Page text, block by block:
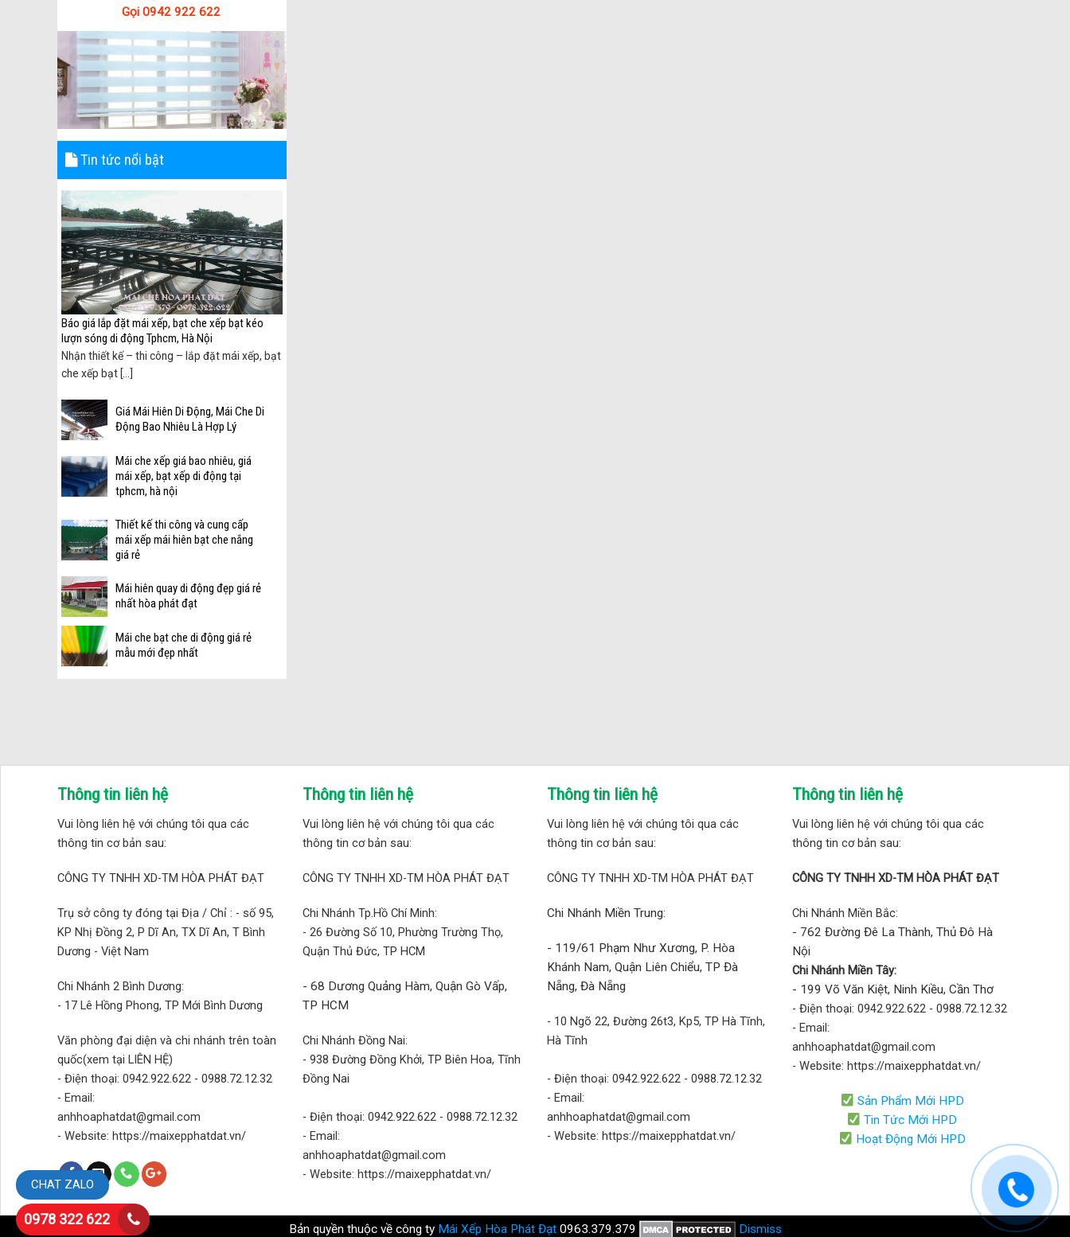
Gọi 0942 922 622
Tin tức nổi bật
Báo giá lắp đặt mái xếp, bạt che xếp bạt kéo
lượn sóng di động Tphcm, Hà Nội
Nhận thiết kế – thi công – lắp đặt mái xếp, bạt
che xếp bạt [...]
Giá Mái Hiên Di Động, Mái Che Di
Động Bao Nhiêu Là Hợp Lý
Mái che xếp giá bao nhiêu, giá
mái xếp, bạt xếp di động tại
tphcm, hà nội
Thiết kế thi công và cung cấp
mái xếp mái hiên bạt che nắng
giá rẻ
Mái hiên quay di động đẹp giá rẻ
nhất hòa phát đạt
Mái che bạt che di động giá rẻ
mẫu mới đẹp nhất
Thông tin liên hệ
Vui lòng liên hệ với chúng tôi qua các
thông tin cơ bản sau:
CÔNG TY TNHH XD-TM HÒA PHÁT ĐẠT
Trụ sở công ty đóng tại Địa / Chỉ : - số 95,
KP Nhị Đồng 2, P Dĩ An, TX Dĩ An, T Bình
Dương - Việt Nam
Chi Nhánh 2 Bình Dương:
- 17 Lê Hồng Phong, TP Mới Bình Dương
Văn phòng đại diện và chi nhánh trên toàn
quốc(xem tại LIÊN HỆ)
- Điện thoại: 0942.922.622 - 0988.72.12.32
- Email:
anhhoaphatdat@gmail.com
- Website: https://maixepphatdat.vn/
Thông tin liên hệ
Vui lòng liên hệ với chúng tôi qua các
thông tin cơ bản sau:
CÔNG TY TNHH XD-TM HÒA PHÁT ĐẠT
Chi Nhánh Tp.Hồ Chí Minh:
- 26 Đường Số 10, Phường Trường Thọ,
Quận Thủ Đức, TP HCM
- 68 Dương Quảng Hàm, Quận Gò Vấp,
TP HCM
Chi Nhánh Đồng Nai:
- 938 Đường Đồng Khởi, TP Biên Hoa, Tĩnh
Đồng Nai
- Điện thoại: 0942.922.622 - 0988.72.12.32
- Email:
anhhoaphatdat@gmail.com
- Website: https://maixepphatdat.vn/
Thông tin liên hệ
Vui lòng liên hệ với chúng tôi qua các
thông tin cơ bản sau:
CÔNG TY TNHH XD-TM HÒA PHÁT ĐẠT
Chi Nhánh Miền Trung:
- 119/61 Phạm Như Xương, P. Hòa
Khánh Nam, Quận Liên Chiểu, TP Đà
Nẵng, Đà Nẵng
- 10 Ngõ 22, Đường 26t3, Kp5, TP Hà Tĩnh,
Hà Tĩnh
- Điện thoại: 0942.922.622 - 0988.72.12.32
- Email:
anhhoaphatdat@gmail.com
- Website: https://maixepphatdat.vn/
Thông tin liên hệ
Vui lòng liên hệ với chúng tôi qua các
thông tin cơ bản sau:
CÔNG TY TNHH XD-TM HÒA PHÁT ĐẠT
Chi Nhánh Miền Bắc:
- 762 Đường Đê La Thành, Thủ Đô Hà
Nội
Chi Nhánh Miền Tây:
- 199 Võ Văn Kiệt, Ninh Kiều, Cần Thơ
- Điện thoại: 0942.922.622 - 0988.72.12.32
- Email:
anhhoaphatdat@gmail.com
- Website: https://maixepphatdat.vn/
Sản Phẩm Mới HPD
Tin Tức Mới HPD
Hoạt Động Mới HPD
Bản quyền thuộc về công ty Mái Xếp Hòa Phát Đạt0963.379.379 Dismiss
CHAT ZALO
0978 322 622